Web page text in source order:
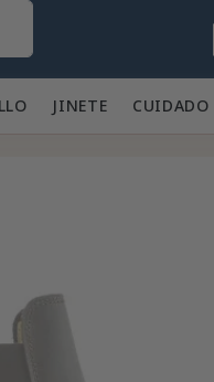
🐎 JINETE 👕 CUIDADO